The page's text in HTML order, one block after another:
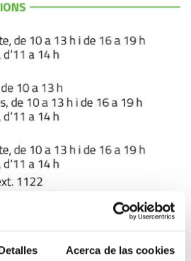
Acerca de las cookies